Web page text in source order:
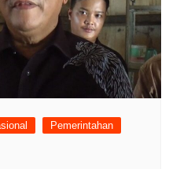
Pemerintahan